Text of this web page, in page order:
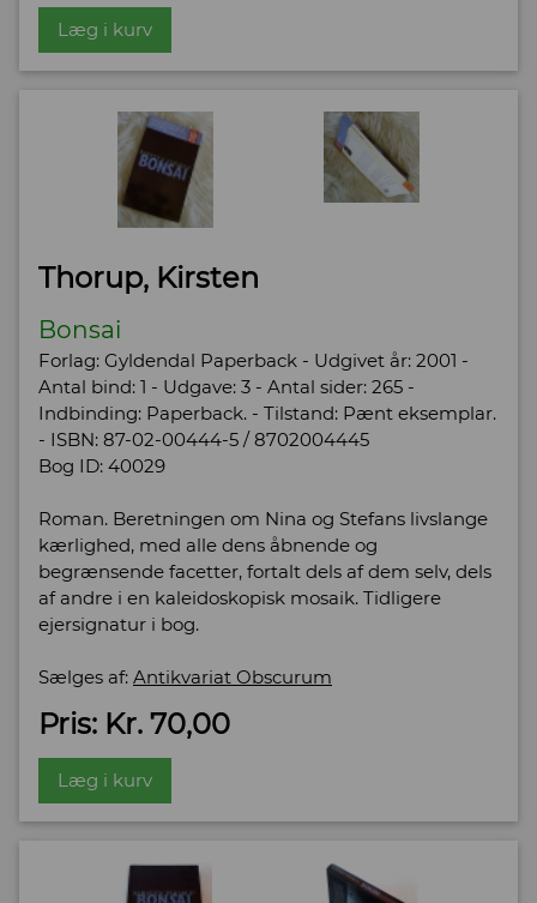
Læg i kurv
Thorup, Kirsten
Bonsai
Forlag: Gyldendal Paperback - Udgivet år: 2001 -
Antal bind: 1 - Udgave: 3 - Antal sider: 265 -
Indbinding: Paperback. - Tilstand: Pænt eksemplar.
- ISBN: 87-02-00444-5 / 8702004445
Bog ID: 40029
Roman. Beretningen om Nina og Stefans livslange
kærlighed, med alle dens åbnende og
begrænsende facetter, fortalt dels af dem selv, dels
af andre i en kaleidoskopisk mosaik. Tidligere
ejersignatur i bog.
Sælges af: Antikvariat Obscurum
Pris: Kr. 70,00
Læg i kurv